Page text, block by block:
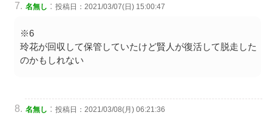
名無し : 投稿日：2021/03/07(日) 15:00:47
※6
玲花が回収して保管していたけど賢人が復活して脱走した
のかもしれない
名無し : 投稿日：2021/03/08(月) 06:21:36